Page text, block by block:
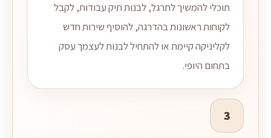
תוכלי להמשיך לתרגל, לבנות תיק עבודות, לקבל
לקוחות ראשונות בהדרגה, להוסיף שירות חדש
לקליניקה קיימת או להתחיל לבנות לעצמך עסק
בתחום היופי.
3